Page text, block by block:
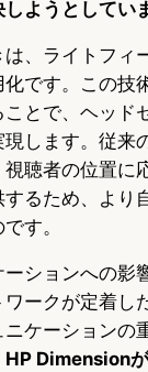
ようとしてい
、ライトフィ
です。この技
とで、ヘッド
します。従来
聴者の位置に
するため、より
す。
ションへの影
ークが定着し
ケーションの
HP Dimension